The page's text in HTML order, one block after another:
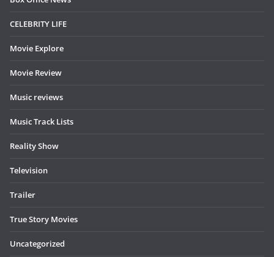
CELEBRITY LIFE
Movie Explore
Movie Review
Music reviews
Music Track Lists
Reality Show
Television
Trailer
True Story Movies
Uncategorized